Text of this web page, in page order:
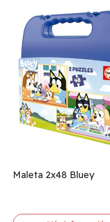
Maleta 2x48 Bluey